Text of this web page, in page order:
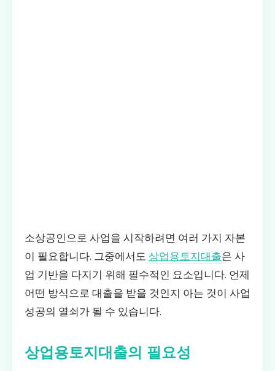
소상공인으로 사업을 시작하려면 여러 가지 자본
이 필요합니다. 그중에서도 상업용토지대출은 사
업 기반을 다지기 위해 필수적인 요소입니다. 언제
어떤 방식으로 대출을 받을 것인지 아는 것이 사업
성공의 열쇠가 될 수 있습니다.
상업용토지대출의 필요성